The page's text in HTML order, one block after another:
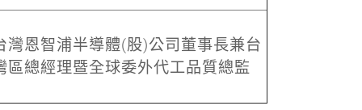
灣恩智浦半導體(股)公司董事長兼台
區總經理暨全球委外代工品質總監